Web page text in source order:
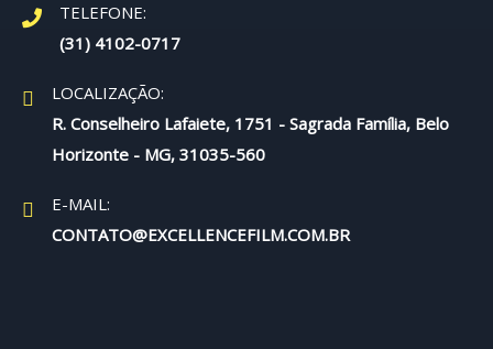
TELEFONE:
(31) 4102-0717
LOCALIZAÇÃO:
R. Conselheiro Lafaiete, 1751 - Sagrada Família, Belo
Horizonte - MG, 31035-560
E-MAIL:
CONTATO@EXCELLENCEFILM.COM.BR